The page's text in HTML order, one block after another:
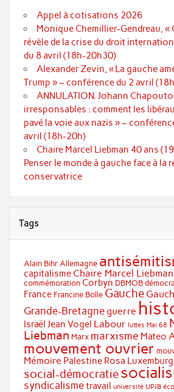
Appel à cotisations 2026
Monique Chemillier-Gendreau, «
révèle de la crise du droit
du 8 avril (18h-20h30)
Alexander Zevin, « La gauche
Trump » – conférence du 2 avril
ANNULATION. Johann
irresponsables : comment les
pavé la voie aux nazis » –
avril (18h-20h)
Chaire Marcel Liebman 40 ans
Penser le monde à gauche face à la
conservatrice
Tags
Alain Bihr Allemagne
capitalisme Chaire Marcel Liebman
commémoration Corbyn DBMOB
France Francine Bolle Gauche
Grande-Bretagne guerre
Israël Jean Vogel Labour luttes Mai 68
Liebman Marx marxisme Mateo
mouvement ouvrier
Mémoire Palestine Rosa Luxemburg
social-démocratie
syndicalismetravail université UPJB